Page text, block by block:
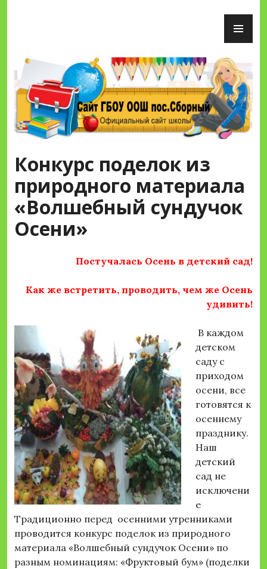
Сайт ГБОУ ООШ пос.Сборный
Конкурс поделок из
природного материала
«Волшебный сундучок
Осени»
Постучалась Осень в детский сад!
Как же встретить, проводить, чем же Осень
удивить!
В каждом
детском
саду с
приходом
осени, все
готовятся к
осеннему
празднику.
Наш
детский
сад не
исключени
е
Традиционно перед осенними утренниками
проводится конкурс поделок из природного
материала «Волшебный сундучок Осени» по
разным номинациям: «Фруктовый бум» (поделки